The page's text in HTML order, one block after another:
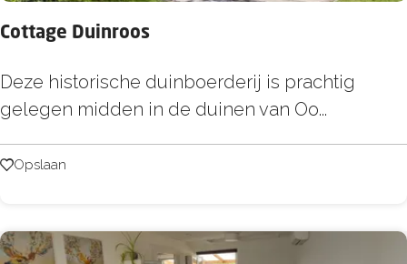
t
i
s
C
e
Cottage Duinroos
C
o
t
e
Deze historische duinboerderij is prachtig
gelegen midden in de duinen van Oo...
Opslaan
Opslaan